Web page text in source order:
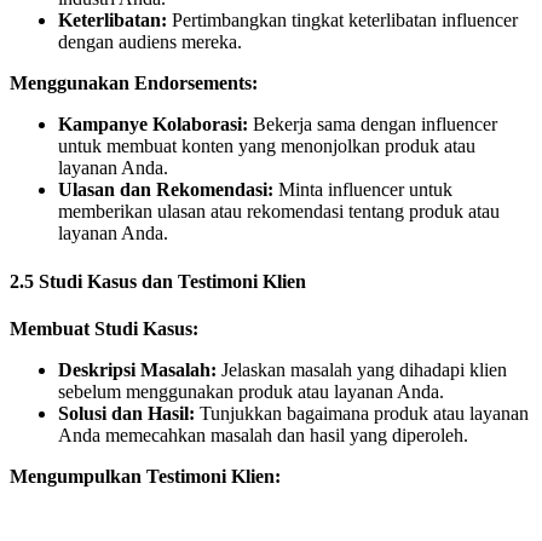
Keterlibatan: Pertimbangkan tingkat keterlibatan influencer
dengan audiens mereka.
Menggunakan Endorsements:
Kampanye Kolaborasi: Bekerja sama dengan influencer
untuk membuat konten yang menonjolkan produk atau
layanan Anda.
Ulasan dan Rekomendasi: Minta influencer untuk
memberikan ulasan atau rekomendasi tentang produk atau
layanan Anda.
2.5 Studi Kasus dan Testimoni Klien
Membuat Studi Kasus:
Deskripsi Masalah: Jelaskan masalah yang dihadapi klien
sebelum menggunakan produk atau layanan Anda.
Solusi dan Hasil: Tunjukkan bagaimana produk atau layanan
Anda memecahkan masalah dan hasil yang diperoleh.
Mengumpulkan Testimoni Klien: